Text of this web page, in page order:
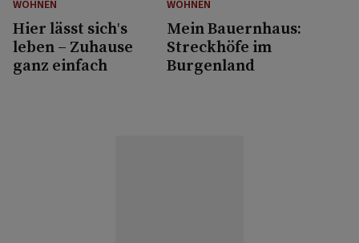
WOHNEN
Hier lässt sich's
leben – Zuhause
ganz einfach
WOHNEN
Mein Bauernhaus:
Streckhöfe im
Burgenland